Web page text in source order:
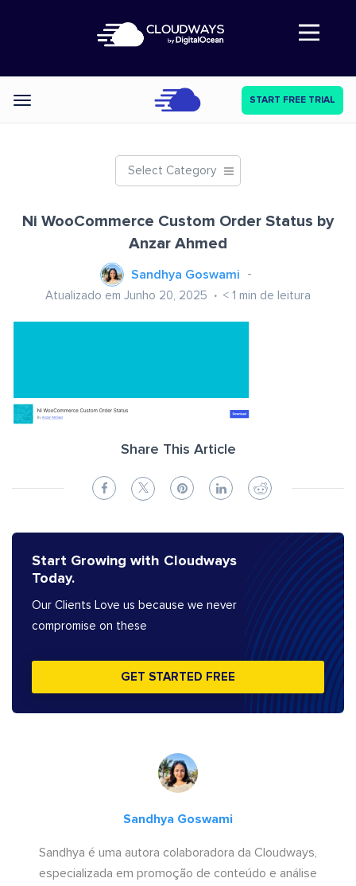
Abre a navegação
Categories START FREE TRIAL
Select Category
Ni WooCommerce Custom Order Status by
Anzar Ahmed
Sandhya Goswami
Atualizado em Junho 20, 2025 < 1 min de leitura
Share This Article
Start Growing with Cloudways
Today.
Our Clients Love us because we never
compromise on these
GET STARTED FREE
Sandhya Goswami
Sandhya é uma autora colaboradora da Cloudways,
especializada em promoção de conteúdo e análise